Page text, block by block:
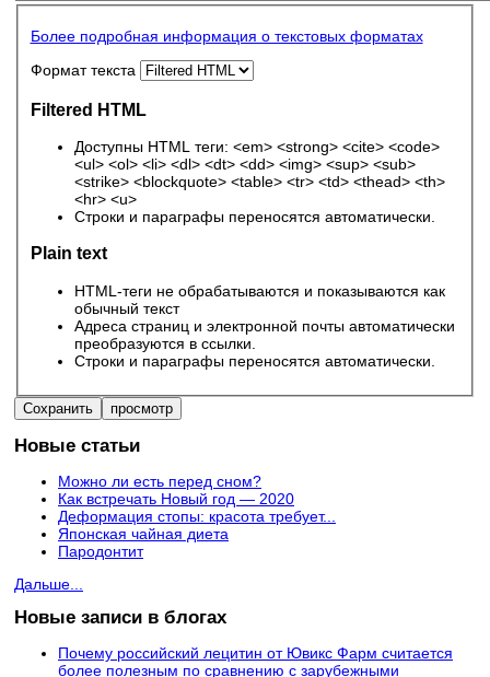
Более подробная информация о текстовых форматах
Формат текста
Filtered HTML
Доступны HTML теги: <em> <strong> <cite> <code>
<ul> <ol> <li> <dl> <dt> <dd> <img> <sup> <sub>
<strike> <blockquote> <table> <tr> <td> <thead> <th>
<hr> <u>
Строки и параграфы переносятся автоматически.
Plain text
HTML-теги не обрабатываются и показываются как
обычный текст
Адреса страниц и электронной почты автоматически
преобразуются в ссылки.
Строки и параграфы переносятся автоматически.
Новые статьи
Можно ли есть перед сном?
Как встречать Новый год — 2020
Деформация стопы: красота требует...
Японская чайная диета
Пародонтит
Дальше...
Новые записи в блогах
Почему российский лецитин от Ювикс Фарм считается
более полезным по сравнению с зарубежными